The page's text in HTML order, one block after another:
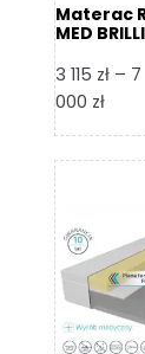
Materac
MED
3 115 zł – 7
000 zł
od
7
000